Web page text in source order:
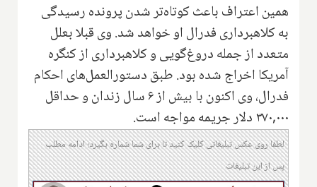
همین اعتراف باعث کوتاه‌تر شدن پرونده رسیدگی
به کلاهبرداری فدرال او خواهد شد. وی قبلا بعلل
متعدد از جمله دروغ‌گویی و کلاهبرداری از کنگره
آمریکا اخراج شده بود. طبق دستورالعمل‌های احکام
فدرال، وی اکنون با بیش از ۶ سال زندان و حداقل
۳۷۰,۰۰۰ دلار جریمه مواجه است.
لطفا روی عکس تبلیغاتی کلیک کنید تا برای شما شماره بگیرد؛ ادامه مطلب
پس از این تبلیغات